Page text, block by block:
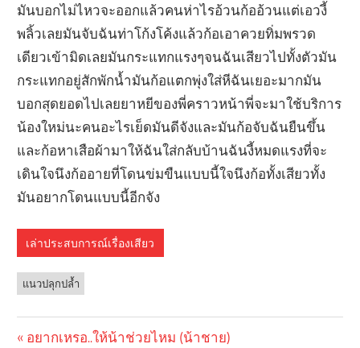
มันบอกไม่ไหวจะออกแล้วคนห่าไรอ้วนก้ออ้วนแต่เอวงี้
พลิ้วเลยมันจับฉันท่าโก้งโค้งแล้วก้อเอาควยทิ่มพรวด
เดียวเข้ามิดเลยมันกระแทกแรงๆจนฉันเสียวไปทั้งตัวมัน
กระแทกอยู่สักพักน้ำมันก้อแตกพุ่งใส่หีฉันเยอะมากมัน
บอกสุดยอดไปเลยยาหยีของพี่คราวหน้าพี่จะมาใช้บริการ
น้องใหม่นะคนอะไรเย็ดมันดีจังและมันก้อจับฉันยืนขึ้น
และก้อหาเสือผ้ามาให้ฉันใส่กลับบ้านฉันงี้หมดแรงที่จะ
เดินใจนึงก้ออายที่โดนข่มขืนแบบนี้ใจนึงก้อทั้งเสียวทั้ง
มันอยากโดนแบบนี้อีกจัง
เล่าประสบการณ์เรื่องเสียว
แนวปลุกปล้ำ
Previous
อยากเหรอ..ให้น้าช่วยไหม (น้าชาย)